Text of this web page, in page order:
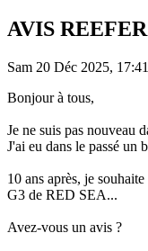
AVIS
Sam 20 Déc 2025, 17:41
Bonjour à tous,
Je ne suis pas nouveau
J'ai eu dans le passé un
10 ans après, je
G3 de RED SEA...
Avez-vous un avis ?